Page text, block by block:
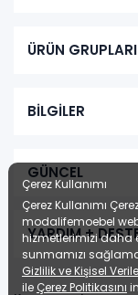
ÜRÜN GRUPLARI
BİLGİLER
GÜNCEL
YARDIM +
Çerez Kullanımı
Çerez Kullanımı
modalifemoebel
hizmetlerimizi daha
sunmamızı
Gizlilik ve Kişisel
ile Çerez Politikasını